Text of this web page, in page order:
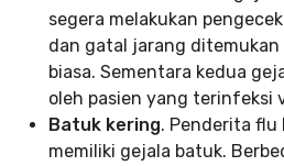
segera melakukan
dan gatal jarang
biasa. Sementara kedua
oleh pasien yang terinfeksi
Batuk kering. Penderita flu
memiliki gejala batuk.